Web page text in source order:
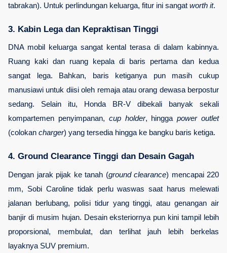
tabrakan). Untuk perlindungan keluarga, fitur ini sangat worth it.
3. Kabin Lega dan Kepraktisan Tinggi
DNA mobil keluarga sangat kental terasa di dalam kabinnya.
Ruang kaki dan ruang kepala di baris pertama dan kedua
sangat lega. Bahkan, baris ketiganya pun masih cukup
manusiawi untuk diisi oleh remaja atau orang dewasa berpostur
sedang. Selain itu, Honda BR-V dibekali banyak sekali
kompartemen penyimpanan, cup holder, hingga power outlet
(colokan charger) yang tersedia hingga ke bangku baris ketiga.
4. Ground Clearance Tinggi dan Desain Gagah
Dengan jarak pijak ke tanah (ground clearance) mencapai 220
mm, Sobi Caroline tidak perlu waswas saat harus melewati
jalanan berlubang, polisi tidur yang tinggi, atau genangan air
banjir di musim hujan. Desain eksteriornya pun kini tampil lebih
proporsional, membulat, dan terlihat jauh lebih berkelas
layaknya SUV premium.